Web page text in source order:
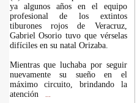
ya algunos años en el equipo
profesional de los extintos
tiburones rojos de Veracruz,
Gabriel Osorio tuvo que vérselas
difíciles en su natal Orizaba.
Mientras que luchaba por seguir
nuevamente su sueño en el
máximo circuito, brindando la
atención